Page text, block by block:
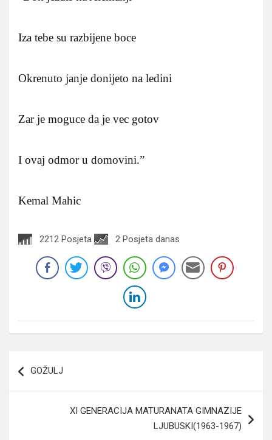
Iza tebe su razbijene boce
Okrenuto janje donijeto na ledini
Zar je moguce da je vec gotov
I ovaj odmor u domovini.”
Kemal Mahic
2212 Posjeta 2 Posjeta danas
članaka
GOŽULJ
XI GENERACIJA MATURANATA GIMNAZIJE
LJUBUSKI(1963-1967)